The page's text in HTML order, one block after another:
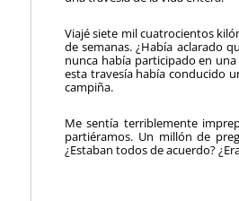
Viajé siete mil cuatrocientos
de semanas. ¿Había aclarado
nunca había participado en
esta travesía había conducido
campiña.
Me sentía terriblemente
partiéramos. Un millón de
¿Estaban todos de acuerdo?